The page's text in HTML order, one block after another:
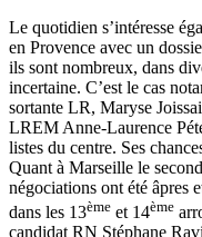
Le quotidien s’intéresse
en Provence avec un
ils sont nombreux, dans
incertaine. C’est le cas
sortante LR, Maryse
LREM Anne-Laurence
listes du centre. Ses
Quant à Marseille le
négociations ont été âpres
dans les 13ème et 14ème
candidat RN Stéphane